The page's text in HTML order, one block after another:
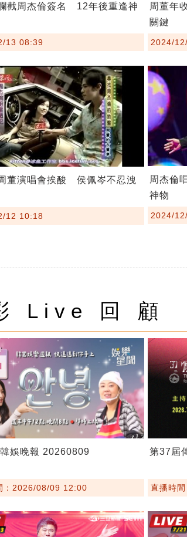
截周杰倫簽名 12年後重逢神
13 08:39
周董年
關鍵
2024/
董演唱會挨酸 侯佩岑不忍洩
12 10:18
周杰倫
神物
2024/
Live 回 顧
娛晚報 20260809
：2026/08/09 12:00
第37屆
直播時